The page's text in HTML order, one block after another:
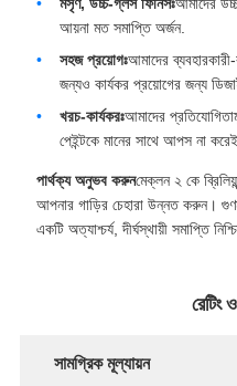
মসৃণ, উচ্চ-গ্লস ফিনিসঃআমাদের
আয়না মত সমাপ্তি অর্জন.
সহজ প্রয়োগঃআমাদের
জন্যও কার্যকর প্রয়োগের জন্য
খরচ-কার্যকরঃআমাদের
পেইন্টকে মানের সাথে আপস না
পার্থক্য অনুভব করুনমেক্লন ২ কে
আপনার গাড়ির চেহারা উন্নত করুন।
একটি অত্যাশ্চর্য, দীর্ঘস্থায়ী সমাপ্তি
রেটিং
সামগ্রিক মূল্যায়ন